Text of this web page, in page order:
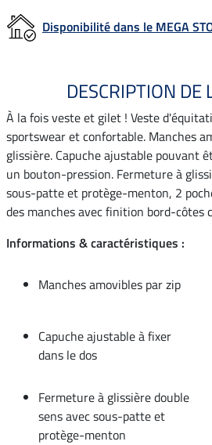
Disponibilité dans le MEGA
DESCRIPTION DE
À la fois veste et gilet ! Veste
sportswear et confortable. Manches
glissière. Capuche ajustable pouvant
un bouton-pression. Fermeture à
sous-patte et protège-menton, 2
des manches avec finition bord-côtes
Informations & caractéristiques :
Manches amovibles par zip
Capuche ajustable à fixer
dans le dos
Fermeture à glissière double
sens avec sous-patte et
protège-menton